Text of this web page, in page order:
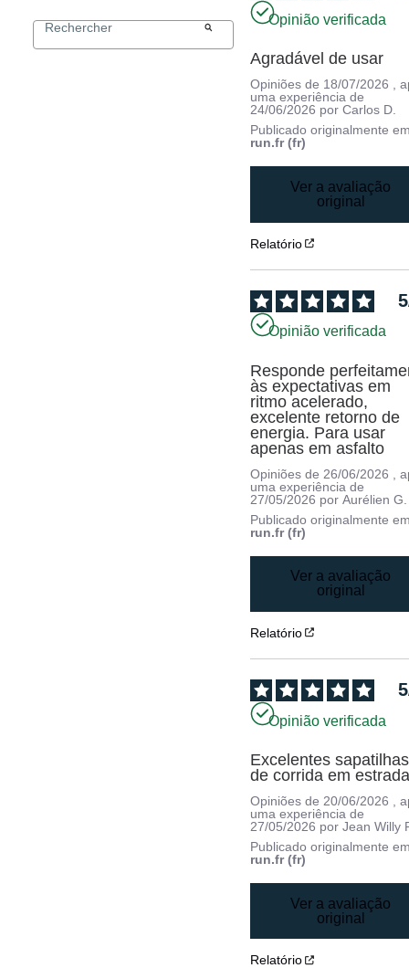
Opinião verificada
Agradável de usar
Opiniões de 18/07/2026 ,
uma experiência de
24/06/2026 porCarlos D.
Publicado originalmente
run.fr (fr)
Ver a avaliação
original
Relatório
5
Opinião verificada
Responde
às expectativas em
ritmo acelerado,
excelente retorno de
energia. Para usar
apenas em asfalto
Opiniões de 26/06/2026
,
uma experiência de
27/05/2026 porAurélien G.
Publicado originalmente
run.fr (fr)
Ver a avaliação
original
Relatório
5
Opinião verificada
Excelentes sapatilhas
de corrida em
Opiniões de 20/06/2026
,
uma experiência de
27/05/2026 porJean Willy
Publicado originalmente
run.fr (fr)
Ver a avaliação
original
Relatório